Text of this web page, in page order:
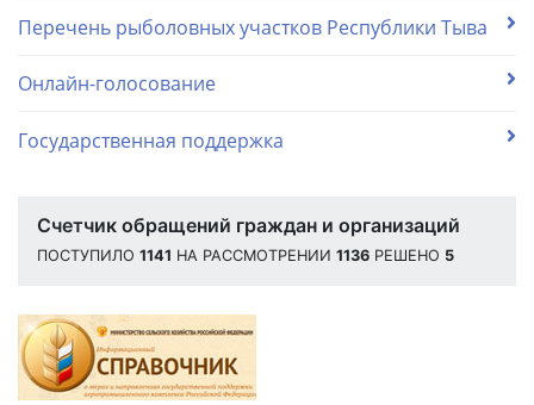
Перечень рыболовных участков Республики Тыва
Онлайн-голосование
Государственная поддержка
Счетчик обращений граждан и организаций
ПОСТУПИЛО 1141 НА РАССМОТРЕНИИ 1136 РЕШЕНО 5